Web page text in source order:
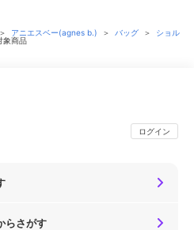
＞ アニエスベー(agnes b.) ＞ バッグ ＞
ショル
象商品
ログイン
らさがす